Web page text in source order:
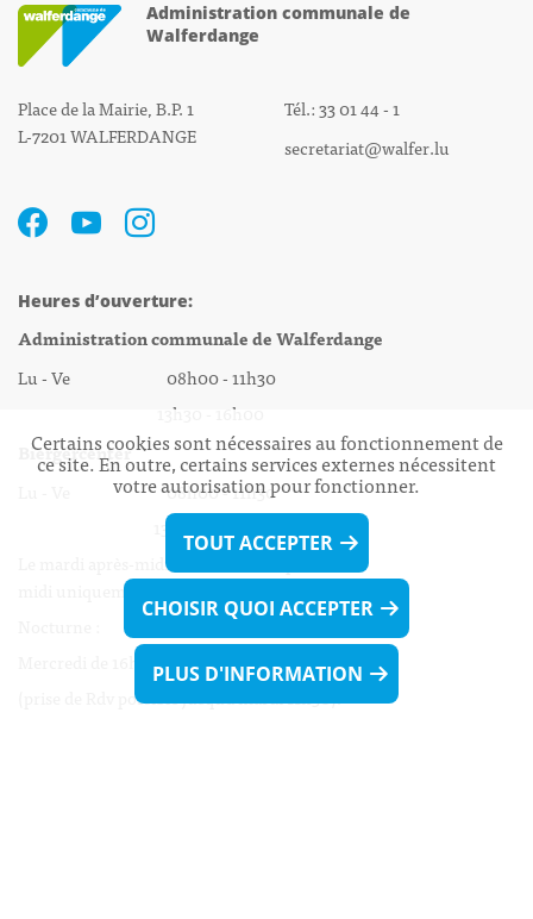
Administration communale de
Walferdange
Place de la Mairie, B.P. 1
L-7201 WALFERDANGE
Tél.: 33 01 44 - 1
secretariat@walfer.lu
Heures d’ouverture:
Administration communale de Walferdange
Lu - Ve 08h00 - 11h30
13h30 - 16h00
Biergercenter
Lu - Ve 08h00 - 11h30
13h30 - 16h00
Le mardi après-midi et le vendredi après-
midi uniquement sur Rdv.
Mercredi de 16h00 - 18h45 uniquement sur Rdv
(prise de Rdv possible jusqu'à mardi 11h30).
Certains cookies sont nécessaires au fonctionnement de
ce site. En outre, certains services externes nécessitent
votre autorisation pour fonctionner.
TOUT ACCEPTER
CHOISIR QUOI ACCEPTER
PLUS D'INFORMATION